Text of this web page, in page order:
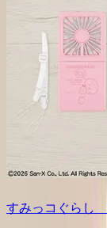
すみっコぐらし